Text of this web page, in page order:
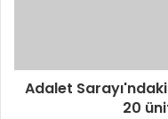
Adalet
20